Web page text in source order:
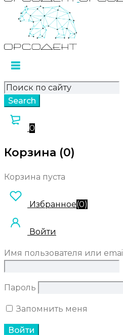
0
Корзина (0)
Корзина пуста
Избранное(0)
Войти
Имя пользователя или email
Пароль
Запомнить меня